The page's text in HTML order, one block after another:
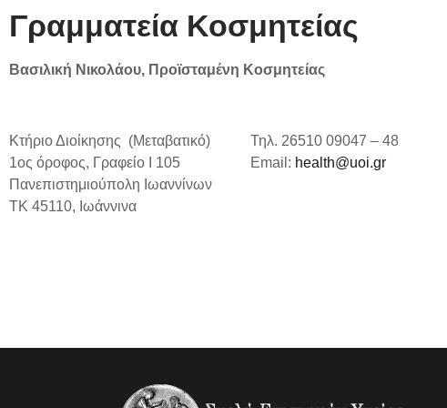
Γραμματεία Κοσμητείας
Βασιλική Νικολάου, Προϊσταμένη Κοσμητείας
Κτήριο Διοίκησης (Μεταβατικό)
1ος όροφος, Γραφείο Ι 105
Πανεπιστημιούπολη Ιωαννίνων
ΤΚ 45110, Ιωάννινα
Τηλ. 26510 09047 – 48
Email: health@uoi.gr